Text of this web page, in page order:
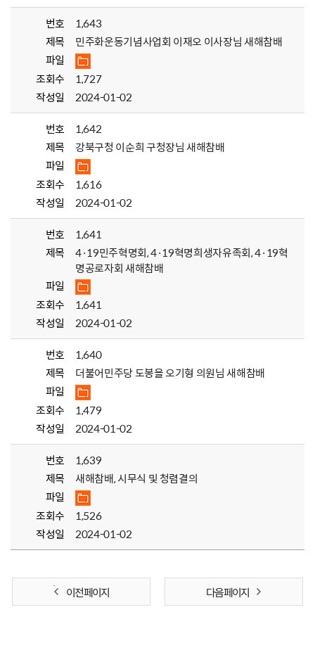
번호
1,643
제목
민주화운동기념사업회 이재오 이사장님 새해참배
파일
조회수
1,727
작성일
2024-01-02
번호
1,642
제목
강북구청 이순희 구청장님 새해참배
파일
조회수
1,616
작성일
2024-01-02
번호
1,641
제목
4·19민주혁명회, 4·19혁명희생자유족회, 4·19혁
명공로자회 새해참배
파일
조회수
1,641
작성일
2024-01-02
번호
1,640
제목
더불어민주당 도봉을 오기형 의원님 새해참배
파일
조회수
1,479
작성일
2024-01-02
번호
1,639
제목
새해참배, 시무식 및 청렴결의
파일
조회수
1,526
작성일
2024-01-02
이전 페이지 다음 페이지